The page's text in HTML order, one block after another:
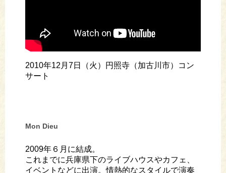
2010年12月7日（火）円照寺（加古川市）コン
サート
Mon Dieu
2009年６月に結成。
これまでに兵庫県下のライブハウスやカフェ、
イベントなどに出演。情熱的なスタイルで演奏